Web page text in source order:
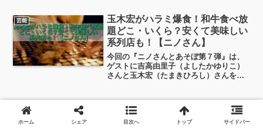
るワードが出てきます。人気がある一方
で、なぜこうした声が出てくるのでしょ
うか？ちょっと見ていこうと思います！
芸能
玉木宏がハラミ爆食！和牛食べ放
題どこ・いくら？安くて美味しい
系列店も！【ニノさん】
今回の『ニノさんとあそぼ第７弾』は、
ゲストに吉高由里子（よしたかゆりこ）
さんと玉木宏（たまきひろし）さんを迎
「あぶない放課後」で共演以来、もう６
回も共演しているよ...
芸能
長濱ねる大学受験に失敗して結
婚？欅坂46出身【ポツンと一軒家
ホーム シェア 目次へ トップ サイドバー